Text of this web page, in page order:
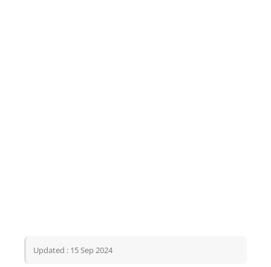
Updated : 15 Sep 2024